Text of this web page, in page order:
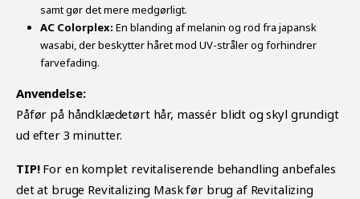
samt gør det mere medgørligt.
AC Colorplex: En blanding af melanin og rod fra japansk
wasabi, der beskytter håret mod UV-stråler og forhindrer
farvefading.
Anvendelse:
Påfør på håndklædetørt hår, massér blidt og skyl grundigt
ud efter 3 minutter.
TIP! For en komplet revitaliserende behandling anbefales
det at bruge Revitalizing Mask før brug af Revitalizing